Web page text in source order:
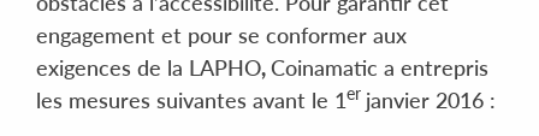
engagement et pour se conformer aux
exigences de la LAPHO,Coinamatic a entrepris
les mesures suivantes avant le 1er janvier 2016 :